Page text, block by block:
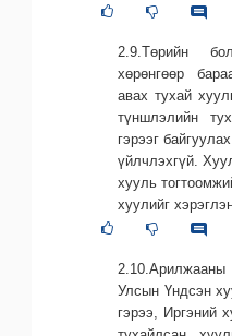
2.9.Төрийн
хөрөнгөөр
авах тухай
түншлэлийн
гэрээг
үйлчлэхгүй.
хууль
хуулийг
Улсын Үндсэн
гэрээ, Иргэний